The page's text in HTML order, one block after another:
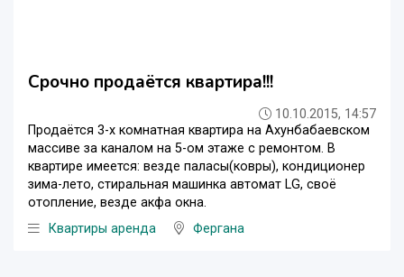
Срочно продаётся квартира!!!
10.10.2015, 14:57
Продаётся 3-х комнатная квартира на Ахунбабаевском
массиве за каналом на 5-ом этаже с ремонтом. В
квартире имеется: везде паласы(ковры), кондиционер
зима-лето, стиральная машинка автомат LG, своё
отопление, везде акфа окна.
Квартиры аренда
Фергана